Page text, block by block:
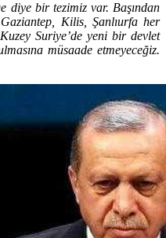
diye bir tezimiz var. Başından
Kilis, Şanlıurfa her
Suriye’de yeni bir devlet
müsaade etmeyeceğiz.